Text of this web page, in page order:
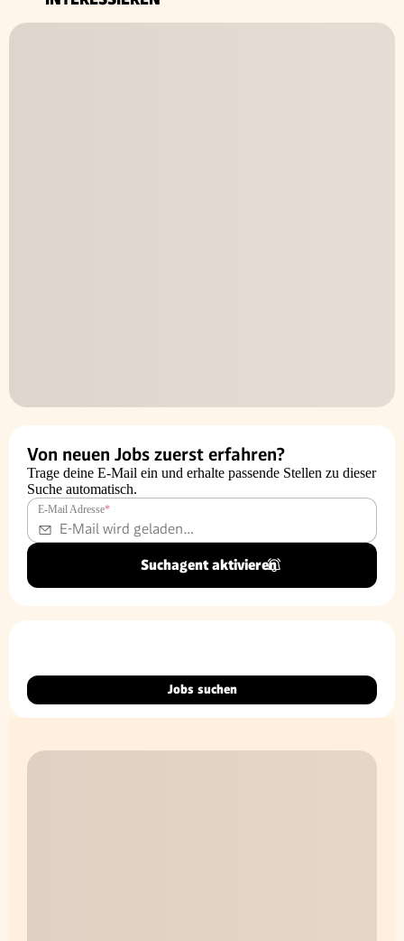
Von neuen Jobs zuerst erfahren?
Trage deine E-Mail ein und erhalte passende Stellen zu dieser
Suche automatisch.
E-Mail Adresse*
Suchagent aktivieren
Jobs suchen